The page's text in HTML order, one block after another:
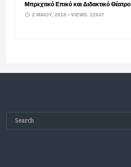
Μπρεχτικό Επικό και Διδακτικό Θέατρο
2 ΜΑΪ́ΟΥ, 2018• VIEWS: 22647